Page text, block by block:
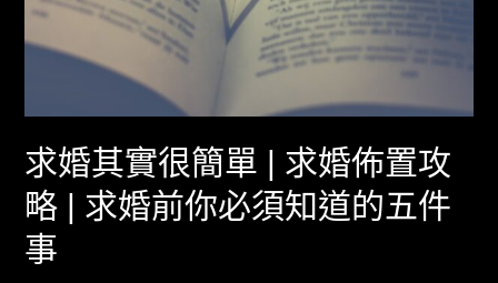
求婚其實很簡單 | 求婚佈置攻
略 | 求婚前你必須知道的五件
事